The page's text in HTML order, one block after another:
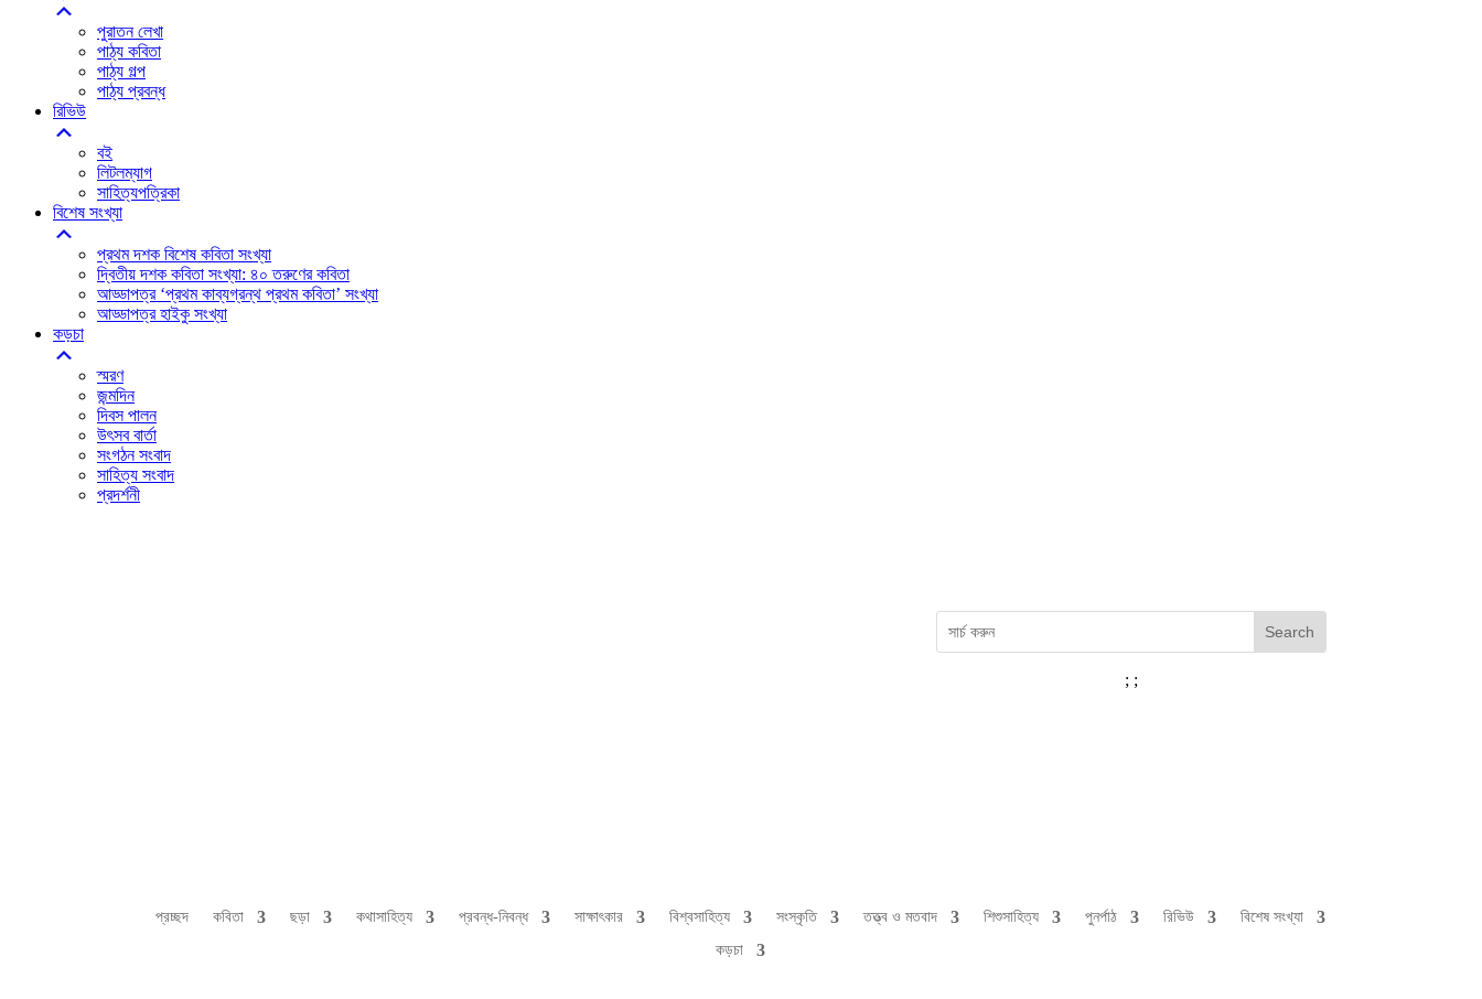
পুরাতন লেখা
পাঠ্য কবিতা
পাঠ্য গল্প
পাঠ্য প্রবন্ধ
রিভিউ
বই
লিটলম্যাগ
সাহিত্যপত্রিকা
বিশেষ সংখ্যা
প্রথম দশক বিশেষ কবিতা সংখ্যা
দ্বিতীয় দশক কবিতা সংখ্যা: ৪০ তরুণের কবিতা
আড্ডাপত্র ‘প্রথম কাব্যগ্রন্থ প্রথম কবিতা’ সংখ্যা
আড্ডাপত্র হাইকু সংখ্যা
কড়চা
স্মরণ
জন্মদিন
দিবস পালন
উৎসব বার্তা
সংগঠন সংবাদ
সাহিত্য সংবাদ
প্রদর্শনী
; ;
প্রচ্ছদ কবিতা ছড়া কথাসাহিত্য প্রবন্ধ-নিবন্ধ সাক্ষাৎকার বিশ্বসাহিত্য সংস্কৃতি তত্ত্ব ও মতবাদ শিশুসাহিত্য পুনর্পাঠ রিভিউ
বিশেষ সংখ্যা
কড়চা